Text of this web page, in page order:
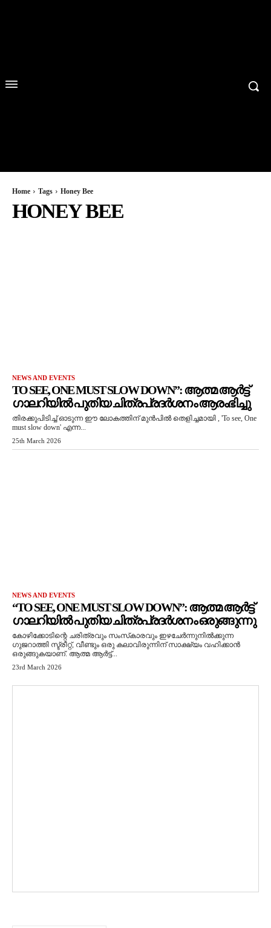
Home Tags Honey Bee
HONEY BEE
NEWS AND EVENTS
TO SEE, ONE MUST SLOW DOWN”: ആത്മ ആർട്ട്
ഗാലറിയിൽ പുതിയ ചിത്രപ്രദർശനം ആരംഭിച്ചു
തിരക്കുപിടിച്ച് ഓടുന്ന ഈ ലോകത്തിന് മുൻപിൽ തെളിച്ചമായി , 'To see, One
must slow down' എന്ന...
25th March 2026
NEWS AND EVENTS
“TO SEE, ONE MUST SLOW DOWN”: ആത്മ ആർട്ട്
ഗാലറിയിൽ പുതിയ ചിത്രപ്രദർശനം ഒരുങ്ങുന്നു
കോഴിക്കോടിന്റെ ചരിത്രവും സംസ്‌കാരവും ഇഴചേർന്നുനിൽക്കുന്ന
ഗുജറാത്തി സ്ട്രീറ്റ്, വീണ്ടും ഒരു കലാവിരുന്നിന് സാക്ഷ്യം വഹിക്കാൻ
ഒരുങ്ങുകയാണ്. ആത്മ ആർട്ട്...
23rd March 2026